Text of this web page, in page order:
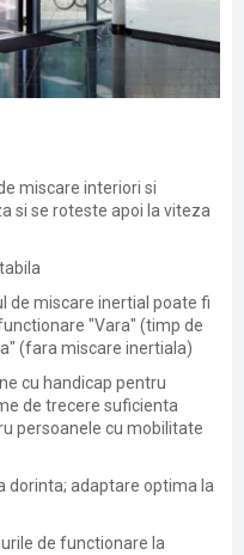
miscare interiori si
si se roteste apoi la viteza
de miscare inertial poate fi
"Vara" (timp de
(fara miscare inertiala)
cu handicap pentru
de trecere suficienta
persoanele cu mobilitate
dorinta; adaptare optima la
de functionare la